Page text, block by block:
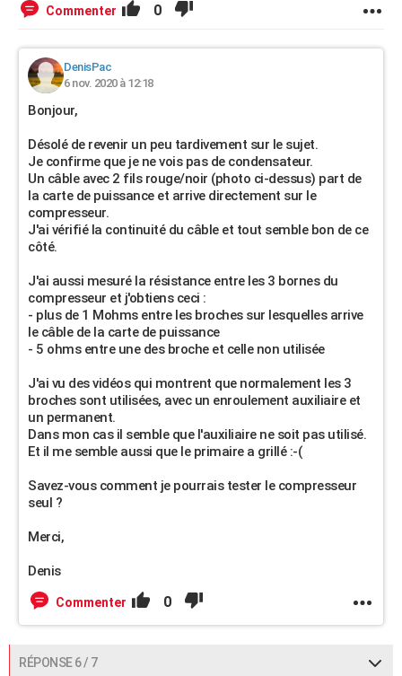
Commenter 0
DenisPac
6 nov. 2020 à 12:18
Bonjour,
Désolé de revenir un peu tardivement sur le sujet.
Je confirme que je ne vois pas de condensateur.
Un câble avec 2 fils rouge/noir (photo ci-dessus) part de
la carte de puissance et arrive directement sur le
compresseur.
J'ai vérifié la continuité du câble et tout semble bon de ce
côté.
J'ai aussi mesuré la résistance entre les 3 bornes du
compresseur et j'obtiens ceci :
- plus de 1 Mohms entre les broches sur lesquelles arrive
le câble de la carte de puissance
- 5 ohms entre une des broche et celle non utilisée
J'ai vu des vidéos qui montrent que normalement les 3
broches sont utilisées, avec un enroulement auxiliaire et
un permanent.
Dans mon cas il semble que l'auxiliaire ne soit pas utilisé.
Et il me semble aussi que le primaire a grillé :-(
Savez-vous comment je pourrais tester le compresseur
seul ?
Merci,
Denis
Commenter 0
RÉPONSE 6 / 7